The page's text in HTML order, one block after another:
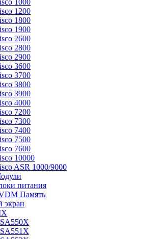
1200
1800
1900
2600
2800
2900
3600
3700
3800
3900
4000
7200
7300
7400
7500
7600
10000
ASR 1000/9000
питания
Память
экран